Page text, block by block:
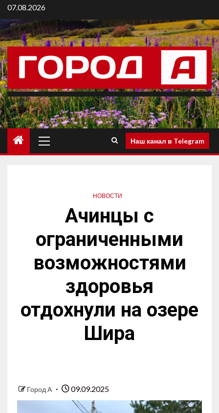
07.08.2026
Наш канал в Telegram
НОВОСТИ
Ачинцы с
ограниченными
возможностями
здоровья
отдохнули на озере
Шира
Город А 09.09.2025